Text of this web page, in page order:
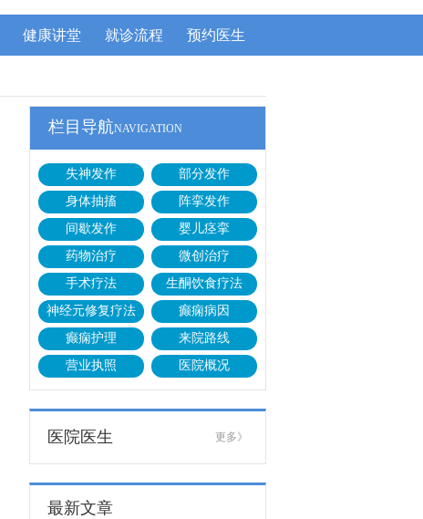
健康讲堂 就诊流程 预约医生
栏目导航NAVIGATION
失神发作
部分发作
身体抽搐
阵挛发作
间歇发作
婴儿痉挛
药物治疗
微创治疗
手术疗法
生酮饮食疗法
神经元修复疗法
癫痫病因
癫痫护理
来院路线
营业执照
医院概况
医院医生 更多》
最新文章